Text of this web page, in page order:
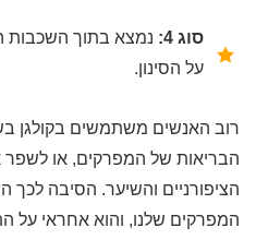
סוג 4:
נמצא בתוך השכבות
על הסינון.
הבריאות של המפרקים, או
הציפורניים והשיער. הסיבה לכך
המפרקים שלנו, והוא אחראי על